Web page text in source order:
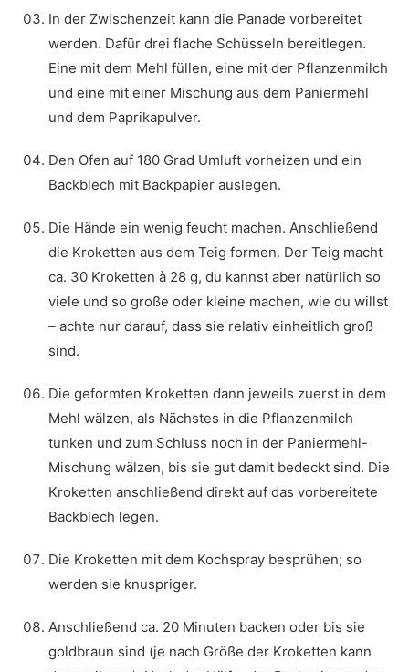
In der Zwischenzeit kann die Panade vorbereitet
werden. Dafür drei flache Schüsseln bereitlegen.
Eine mit dem Mehl füllen, eine mit der Pflanzenmilch
und eine mit einer Mischung aus dem Paniermehl
und dem Paprikapulver.
Den Ofen auf 180 Grad Umluft vorheizen und ein
Backblech mit Backpapier auslegen.
Die Hände ein wenig feucht machen. Anschließend
die Kroketten aus dem Teig formen. Der Teig macht
ca. 30 Kroketten à 28 g, du kannst aber natürlich so
viele und so große oder kleine machen, wie du willst
– achte nur darauf, dass sie relativ einheitlich groß
sind.
Die geformten Kroketten dann jeweils zuerst in dem
Mehl wälzen, als Nächstes in die Pflanzenmilch
tunken und zum Schluss noch in der Paniermehl-
Mischung wälzen, bis sie gut damit bedeckt sind. Die
Kroketten anschließend direkt auf das vorbereitete
Backblech legen.
Die Kroketten mit dem Kochspray besprühen; so
werden sie knuspriger.
Anschließend ca. 20 Minuten backen oder bis sie
goldbraun sind (je nach Größe der Kroketten kann